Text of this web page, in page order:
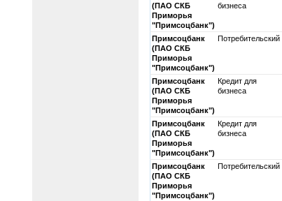
(ПАО СКБ
Приморья
"Примсоцбанк")
бизнеса
Примсоцбанк
(ПАО СКБ
Приморья
"Примсоцбанк")
Потребительский
Примсоцбанк
(ПАО СКБ
Приморья
"Примсоцбанк")
Кредит для
бизнеса
Примсоцбанк
(ПАО СКБ
Приморья
"Примсоцбанк")
Кредит для
бизнеса
Примсоцбанк
(ПАО СКБ
Приморья
"Примсоцбанк")
Потребительский